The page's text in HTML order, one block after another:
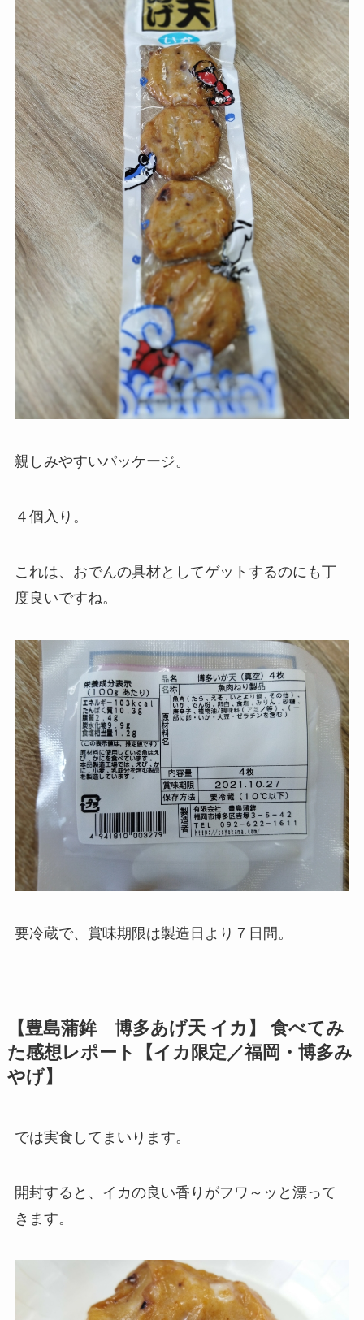
親しみやすいパッケージ。
４個入り。
これは、おでんの具材としてゲットするのにも丁
度良いですね。
要冷蔵で、賞味期限は製造日より７日間。
【豊島蒲鉾 博多あげ天 イカ 】 食べてみ
た感想レポート【イカ限定／福岡・博多み
やげ】
では実食してまいります。
開封すると、イカの良い香りがフワ～ッと漂って
きます。